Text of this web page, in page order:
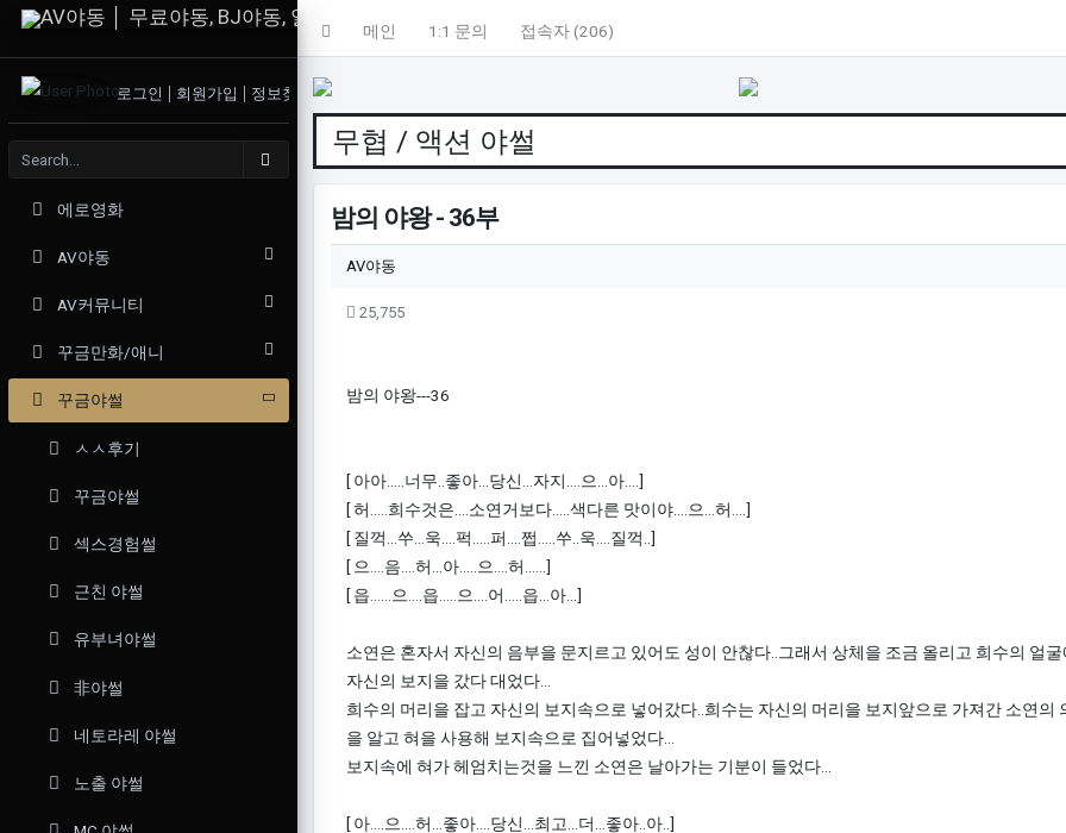
메인 1:1 문의 접속자 (206)
로그인 회원가입 정보찾기
에로영화
AV야동
AV커뮤니티
꾸금만화/애니
꾸금야썰
ㅅㅅ후기
꾸금야썰
섹스경험썰
근친 야썰
유부녀야썰
非야썰
네토라레 야썰
노출 야썰
무협 / 액션 야썰
밤의 야왕 - 36부
작성자 정보
AV야동
컨텐츠 정보
25,755조회
밤의 야왕---36
[ 아아.....너무..좋아...당신...자지....으...아....]
[ 허.....희수것은....소연거보다.....색다른 맛이야....으...허....]
[ 질꺽...쑤...욱....퍽.....퍼....쩝.....쑤..욱....질꺽..]
[ 으....음....허...아.....으....허......]
[ 읍......으....읍.....으....어.....읍...아...]
소연은 혼자서 자신의 음부을 문지르고 있어도 성이 안찮다..그래서 상체을 조금 올리고 희수의 얼굴
자신의 보지을 갔다 대었다...
희수의 머리을 잡고 자신의 보지속으로 넣어갔다..희수는 자신의 머리을 보지앞으로 가져간 소연의
을 알고 혀을 사용해 보지속으로 집어넣었다...
보지속에 혀가 헤엄치는것을 느낀 소연은 날아가는 기분이 들었다...
[ 아....으....허...좋아....당신...최고...더...좋아..아..]